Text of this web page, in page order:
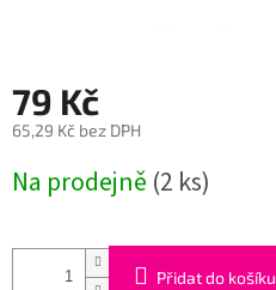
79 Kč
65,29 Kč bez DPH
cena:
Na prodejně (2 ks)
Přidat do košíku